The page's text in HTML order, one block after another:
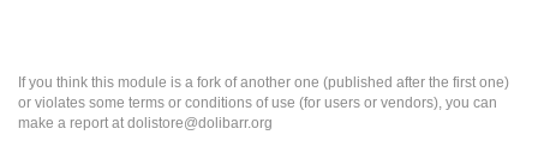
If you think this module is a fork of another one (published after the first one)
or violates some terms or conditions of use (for users or vendors), you can
make a report at dolistore@dolibarr.org